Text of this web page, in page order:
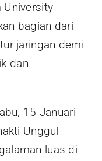
University
bagian dari
jaringan demi
dan
15 Januari
Unggul
luas di